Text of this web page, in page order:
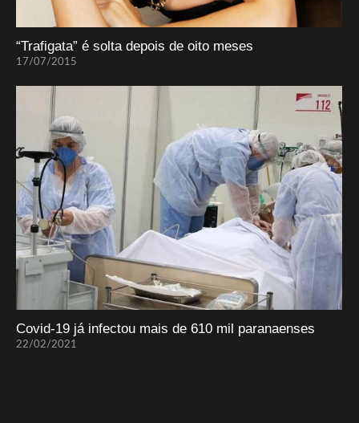
“Trafigata” é solta depois de oito meses
17/07/2015
Covid-19 já infectou mais de 610 mil paranaenses
22/02/2021